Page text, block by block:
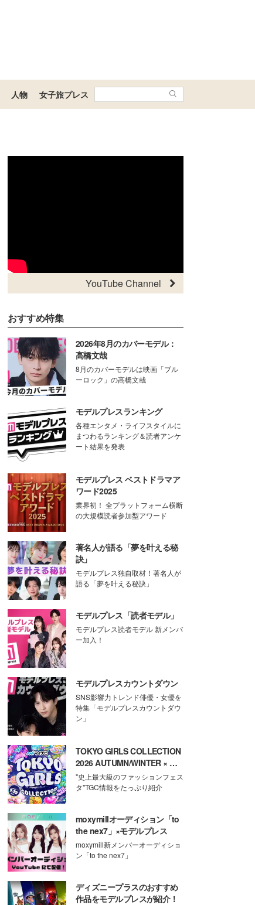
人物 女子旅プレス
YouTube Channel
おすすめ特集
2026年8月のカバーモデル：
高橋文哉
8月のカバーモデルは映画「ブル
ーロック」の高橋文哉
モデルプレスランキング
各種エンタメ・ライフスタイルに
まつわるランキング＆読者アンケ
ート結果を発表
モデルプレス ベストドラマア
ワード2025
業界初！ 全プラットフォーム横断
の大規模読者参加型アワード
著名人が語る「夢を叶える秘
訣」
モデルプレス独自取材！著名人が
語る「夢を叶える秘訣」
モデルプレス「読者モデル」
モデルプレス読者モデル 新メンバ
ー加入！
モデルプレスカウントダウン
SNS影響力トレンド俳優・女優を
特集「モデルプレスカウントダウ
ン」
TOKYO GIRLS COLLECTION
2026 AUTUMN/WINTER × モ
デルプレス
"史上最大級のファッションフェス
タ"TGC情報をたっぷり紹介
moxymillオーディション「to
the nex7」×モデルプレス
moxymill新メンバーオーディショ
ン「to the nex7」
ディズニープラスのおすすめ
作品をモデルプレスが紹介！